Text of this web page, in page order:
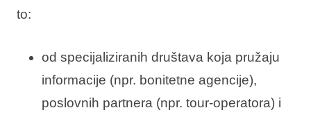
to:
od specijaliziranih društava koja pružaju
informacije (npr. bonitetne agencije),
poslovnih partnera (npr. tour-operatora) i